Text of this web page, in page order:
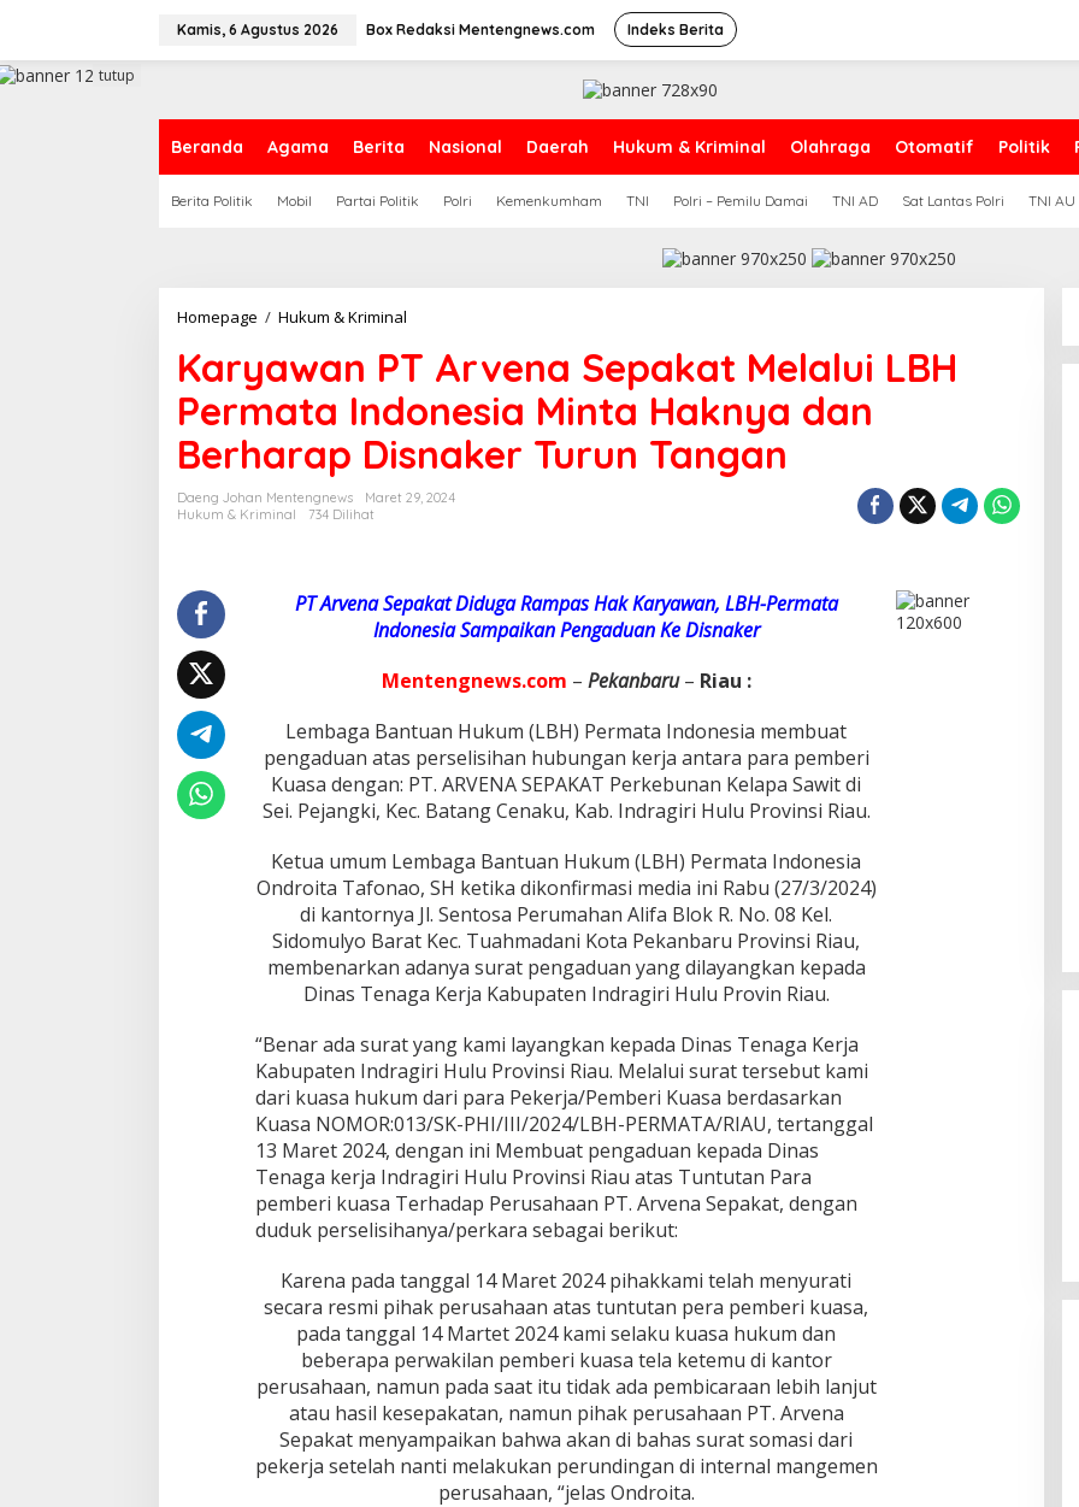
a
Kamis, 6 Agustus 2026 Box Redaksi Mentengnews.com Indeks Berita
Beranda Agama Berita Nasional Daerah Hukum & Kriminal Olahraga Otomatif Politik
Berita Politik Mobil Partai Politik Polri Kemenkumham TNI Polri – Pemilu Damai TNI AD Sat Lantas Polri TNI AU
tutup
Homepage / Hukum & Kriminal
r
y
a
w
a
n
P
e
a
e
a
k
a
t
M
l
a
u
i
L
B
H
e
r
m
a
a
I
n
d
e
s
i
a
M
i
n
t
a
Karyawan PT Arvena Sepakat Melalui LBH
Permata Indonesia Minta Haknya dan
Berharap Disnaker Turun Tangan
Daeng Johan Mentengnews
Maret 29, 2024
Hukum & Kriminal
734 Dilihat
PT Arvena Sepakat Diduga Rampas Hak Karyawan, LBH-Permata
Indonesia Sampaikan Pengaduan Ke Disnaker
Mentengnews.com – Pekanbaru– Riau :
Lembaga Bantuan Hukum (LBH) Permata Indonesia membuat
pengaduan atas perselisihan hubungan kerja antara para pemberi
Kuasa dengan: PT. ARVENA SEPAKAT Perkebunan Kelapa Sawit di
Sei. Pejangki, Kec. Batang Cenaku, Kab. Indragiri Hulu Provinsi Riau.
Ketua umum Lembaga Bantuan Hukum (LBH) Permata Indonesia
Ondroita Tafonao, SH ketika dikonfirmasi media ini Rabu (27/3/2024)
di kantornya Jl. Sentosa Perumahan Alifa Blok R. No. 08 Kel.
Sidomulyo Barat Kec. Tuahmadani Kota Pekanbaru Provinsi Riau,
membenarkan adanya surat pengaduan yang dilayangkan kepada
Dinas Tenaga Kerja Kabupaten Indragiri Hulu Provin Riau.
“Benar ada surat yang kami layangkan kepada Dinas Tenaga Kerja
Kabupaten Indragiri Hulu Provinsi Riau. Melalui surat tersebut kami
dari kuasa hukum dari para Pekerja/Pemberi Kuasa berdasarkan
Kuasa NOMOR:013/SK-PHI/III/2024/LBH-PERMATA/RIAU, tertanggal
13 Maret 2024, dengan ini Membuat pengaduan kepada Dinas
Tenaga kerja Indragiri Hulu Provinsi Riau atas Tuntutan Para
pemberi kuasa Terhadap Perusahaan PT. Arvena Sepakat, dengan
duduk perselisihanya/perkara sebagai berikut:
Karena pada tanggal 14 Maret 2024 pihakkami telah menyurati
secara resmi pihak perusahaan atas tuntutan pera pemberi kuasa,
pada tanggal 14 Martet 2024 kami selaku kuasa hukum dan
beberapa perwakilan pemberi kuasa tela ketemu di kantor
perusahaan, namun pada saat itu tidak ada pembicaraan lebih lanjut
atau hasil kesepakatan, namun pihak perusahaan PT. Arvena
Sepakat menyampaikan bahwa akan di bahas surat somasi dari
pekerja setelah nanti melakukan perundingan di internal mangemen
perusahaan, “jelas Ondroita.